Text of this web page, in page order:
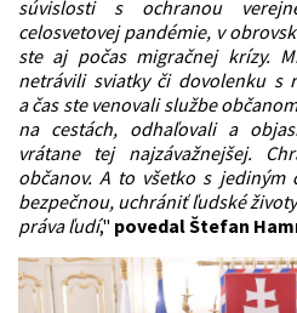
súvislosti s ochranou
celosvetovej pandémie, v
ste aj počas migračnej krízy.
netrávili sviatky či dovolenku s
a čas ste venovali službe
na cestách, odhaľovali a
vrátane tej najzávažnejšej.
občanov. A to všetko s
bezpečnou, uchrániť ľudské
práva ľudí," povedal Štefan